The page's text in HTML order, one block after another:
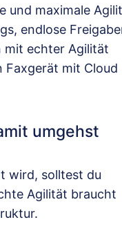
und maximale
endlose
mit echter Agilität
Faxgerät mit Cloud
umgehst
wird, solltest du
Agilität braucht